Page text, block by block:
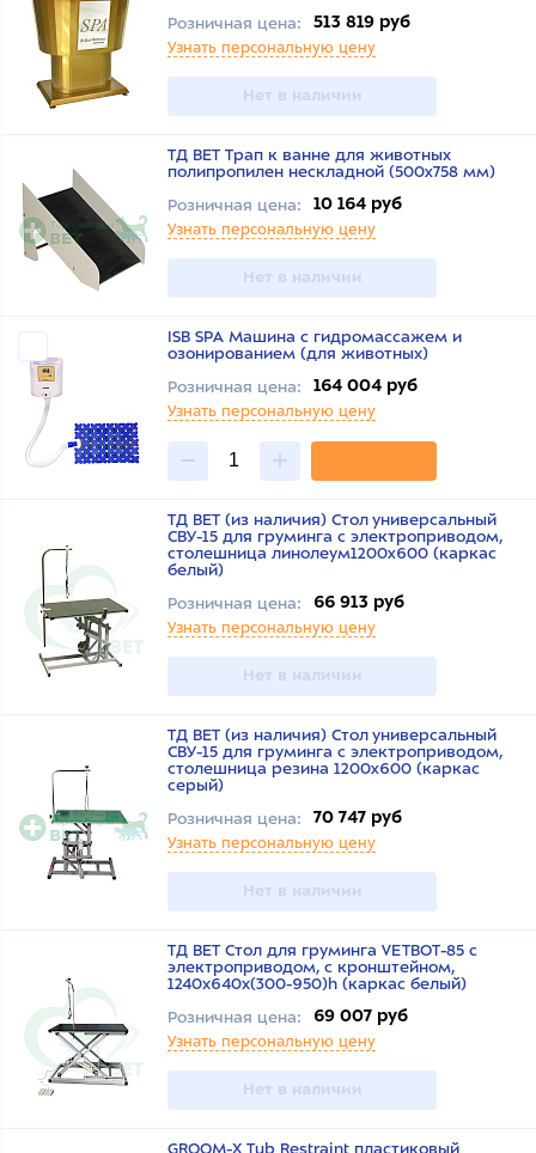
Розничная цена:
513 819 руб
Узнать персональную цену
Нет в наличии
ТД ВЕТ Трап к ванне для животных
полипропилен нескладной (500x758 мм)
Розничная цена:
10 164 руб
Узнать персональную цену
Нет в наличии
ISB SPA Машина с гидромассажем и
озонированием (для животных)
Розничная цена:
164 004 руб
Узнать персональную цену
ТД ВЕТ (из наличия) Стол универсальный
СВУ-15 для груминга с электроприводом,
столешница линолеум1200x600 (каркас
белый)
Розничная цена:
66 913 руб
Узнать персональную цену
Нет в наличии
ТД ВЕТ (из наличия) Стол универсальный
СВУ-15 для груминга с электроприводом,
столешница резина 1200x600 (каркас
серый)
Розничная цена:
70 747 руб
Узнать персональную цену
Нет в наличии
ТД ВЕТ Стол для груминга VETBOT-85 с
электроприводом, с кронштейном,
1240х640х(300-950)h (каркас белый)
Розничная цена:
69 007 руб
Узнать персональную цену
Нет в наличии
GROOM-X Tub Restraint пластиковый